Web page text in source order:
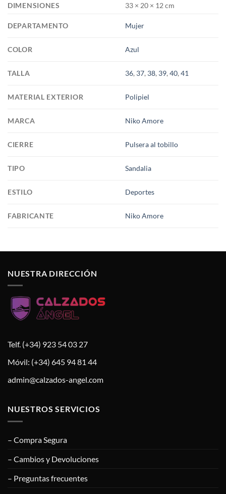
DIMENSIONES
33 × 20 × 12 cm
DEPARTAMENTO Mujer
COLOR Azul
TALLA 36, 37, 38, 39,40,41
MATERIAL EXTERIOR Polipiel
MARCA Niko Amore
CIERRE Pulsera al tobillo
TIPO Sandalia
ESTILO Deportes
FABRICANTE Niko Amore
NUESTRA DIRECCIÓN
Telf. (+34) 923 54 03 27
Móvil: (+34) 645 94 81 44
admin@calzados-angel.com
NUESTROS SERVICIOS
– Compra Segura
– Cambios y Devoluciones
– Preguntas frecuentes